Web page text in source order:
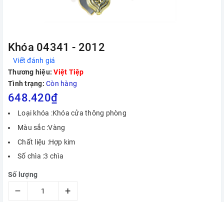
Khóa 04341 - 2012
Viết đánh giá
Thương hiệu: Việt Tiệp
Tình trạng: Còn hàng
648.420₫
Loại khóa :Khóa cửa thông phòng
Màu sắc :Vàng
Chất liệu :Hợp kim
Số chìa :3 chìa
Số lượng
– +